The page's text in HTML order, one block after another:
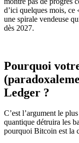
d’ici quelques mois, ce
une spirale vendeuse
dès 2027.
Pourquoi
Ledger ?
C’est l’argument le
quantique détruira les
pourquoi Bitcoin est la